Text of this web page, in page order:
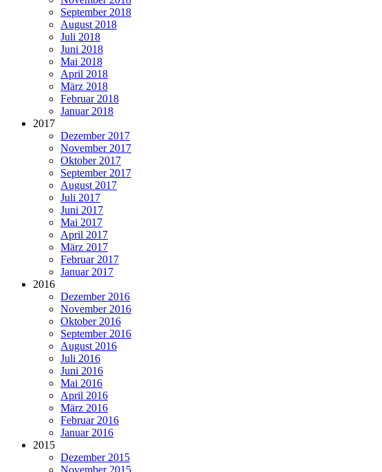
September 2018
August 2018
Juli 2018
Juni 2018
Mai 2018
April 2018
März 2018
Februar 2018
Januar 2018
2017
Dezember 2017
November 2017
Oktober 2017
September 2017
August 2017
Juli 2017
Juni 2017
Mai 2017
April 2017
März 2017
Februar 2017
Januar 2017
2016
Dezember 2016
November 2016
Oktober 2016
September 2016
August 2016
Juli 2016
Juni 2016
Mai 2016
April 2016
März 2016
Februar 2016
Januar 2016
2015
Dezember 2015
November 2015